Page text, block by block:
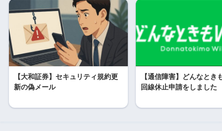
【大和証券】セキュリティ規約更
新の偽メール
【通信障害】どんなとき
回線休止申請をしました